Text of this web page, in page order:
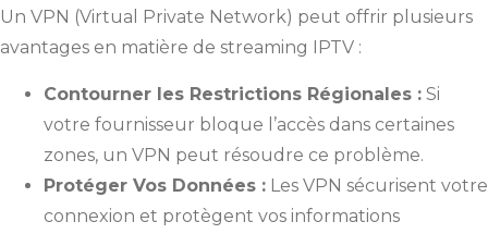
Un VPN (Virtual Private Network) peut offrir plusieurs
avantages en matière de streaming IPTV :
Contourner les Restrictions Régionales : Si
votre fournisseur bloque l’accès dans certaines
zones, un VPN peut résoudre ce problème.
Protéger Vos Données : Les VPN sécurisent votre
connexion et protègent vos informations